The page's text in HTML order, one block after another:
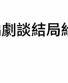
談結局